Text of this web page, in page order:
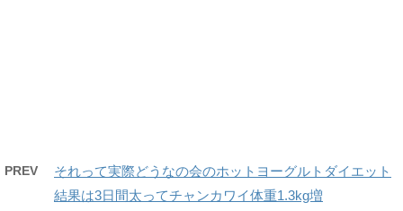
PREV
それって実際どうなの会のホットヨーグルトダイエット
結果は3日間太ってチャンカワイ体重1.3kg増